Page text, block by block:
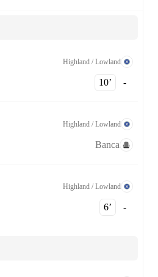
Highland / Lowland
10‎’‎ -
Highland / Lowland
Banca
Highland / Lowland
6‎’‎ -